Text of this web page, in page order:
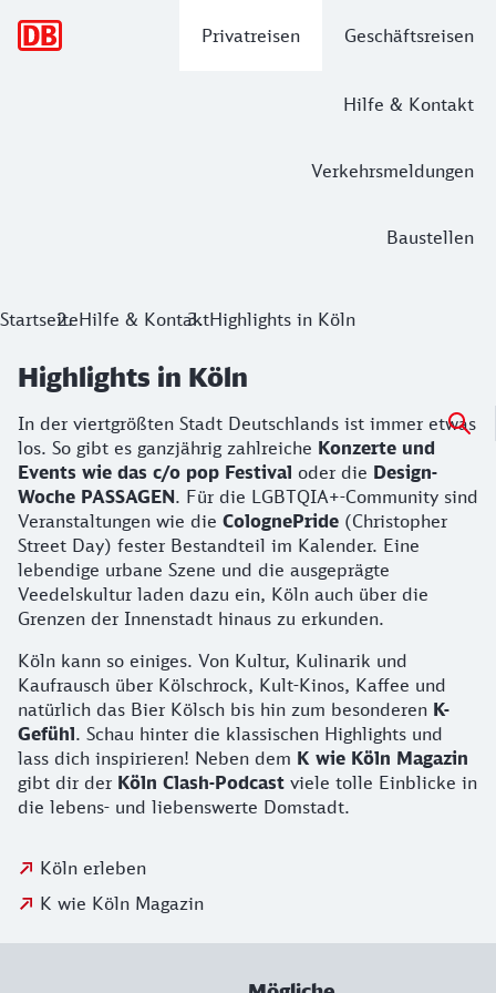
Privatreisen Geschäftsreisen
Hilfe & Kontakt
Verkehrsmeldungen
Baustellen
StartseiteHilfe & KontaktHighlights in Köln
Highlights in Köln
In der viertgrößten Stadt Deutschlands ist immer etwas
los. So gibt es ganzjährig zahlreiche Konzerte und
Events wie das c/o pop Festival oder die Design-
Woche PASSAGEN. Für die LGBTQIA+-Community sind
Veranstaltungen wie die ColognePride (Christopher
Street Day) fester Bestandteil im Kalender. Eine
lebendige urbane Szene und die ausgeprägte
Veedelskultur laden dazu ein, Köln auch über die
Grenzen der Innenstadt hinaus zu erkunden.
Köln kann so einiges. Von Kultur, Kulinarik und
Kaufrausch über Kölschrock, Kult-Kinos, Kaffee und
natürlich das Bier Kölsch bis hin zum besonderen K-
Gefühl. Schau hinter die klassischen Highlights und
lass dich inspirieren! Neben dem K wie Köln Magazin
gibt dir der Köln Clash-Podcast viele tolle Einblicke in
die lebens- und liebenswerte Domstadt.
Köln erleben
K wie Köln Magazin